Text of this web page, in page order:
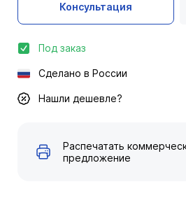
Консультация
Под заказ
Сделано в России
Нашли дешевле?
Распечатать
предложение